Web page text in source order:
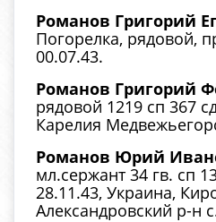
Романов Григорий
Погорелка, рядовой,
00.07.43.
Романов Григорий
рядовой 1219 сп 367
Карелия
Романов Юрий
мл.сержант 34 гв. сп
28.11.43, Украина,
Александровский р-н